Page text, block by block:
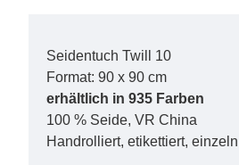
Seidentuch Twill 10
Format: 90 x 90 cm
erhältlich in 935 Farben
100 % Seide, VR China
Handrolliert, etikettiert,